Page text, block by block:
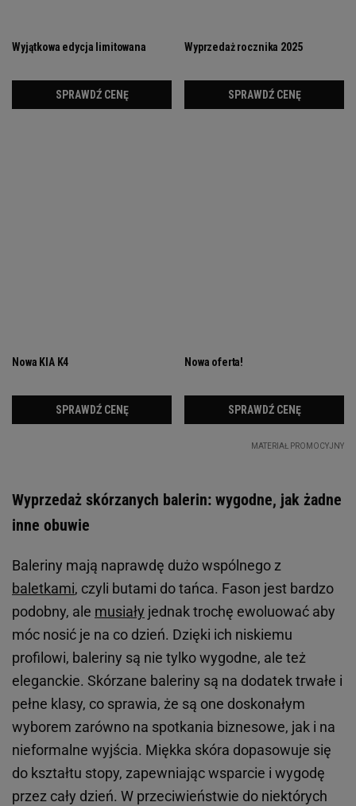
Wyprzedaż skórzanych balerin: wygodne, jak żadne
inne obuwie
Baleriny mają naprawdę dużo wspólnego z
baletkami, czyli butami do tańca. Fason jest bardzo
podobny, ale musiały jednak trochę ewoluować aby
móc nosić je na co dzień. Dzięki ich niskiemu
profilowi, baleriny są nie tylko wygodne, ale też
eleganckie. Skórzane baleriny są na dodatek trwałe i
pełne klasy, co sprawia, że są one doskonałym
wyborem zarówno na spotkania biznesowe, jak i na
nieformalne wyjścia. Miękka skóra dopasowuje się
do kształtu stopy, zapewniając wsparcie i wygodę
przez cały dzień. W przeciwieństwie do niektórych